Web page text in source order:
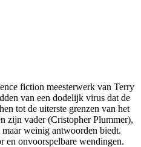
fiction meesterwerk van Terry
van een dodelijk virus dat de
tot de uiterste grenzen van het
zijn vader (Cristopher Plummer),
weinig antwoorden biedt.
en onvoorspelbare wendingen.